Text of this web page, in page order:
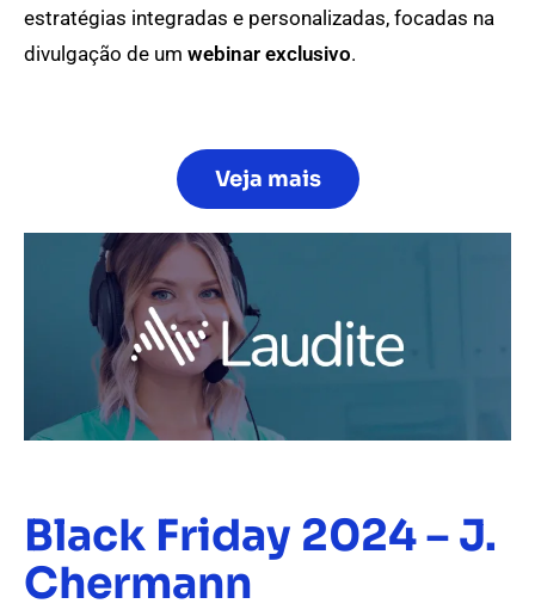
estratégias integradas e personalizadas, focadas na
divulgação de um webinar exclusivo.
Veja mais
Black Friday 2024 – J.
Chermann